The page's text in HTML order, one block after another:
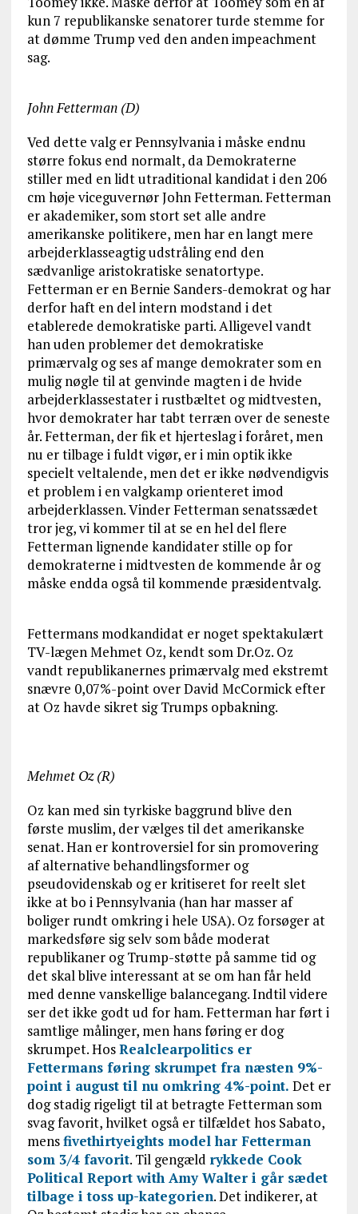
kun 7 republikanske senatorer turde stemme for
at dømme Trump ved den anden impeachment
sag.
John Fetterman (D)
Ved dette valg er Pennsylvania i måske endnu
større fokus end normalt, da Demokraterne
stiller med en lidt utraditional kandidat i den 206
cm høje viceguvernør John Fetterman. Fetterman
er akademiker, som stort set alle andre
amerikanske politikere, men har en langt mere
arbejderklasseagtig udstråling end den
sædvanlige aristokratiske senatortype.
Fetterman er en Bernie Sanders-demokrat og har
derfor haft en del intern modstand i det
etablerede demokratiske parti. Alligevel vandt
han uden problemer det demokratiske
primærvalg og ses af mange demokrater som en
mulig nøgle til at genvinde magten i de hvide
arbejderklassestater i rustbæltet og midtvesten,
hvor demokrater har tabt terræn over de seneste
år. Fetterman, der fik et hjerteslag i foråret, men
nu er tilbage i fuldt vigør, er i min optik ikke
specielt veltalende, men det er ikke nødvendigvis
et problem i en valgkamp orienteret imod
arbejderklassen. Vinder Fetterman senatssædet
tror jeg, vi kommer til at se en hel del flere
Fetterman lignende kandidater stille op for
demokraterne i midtvesten de kommende år og
måske endda også til kommende præsidentvalg.
Fettermans modkandidat er noget spektakulært
TV-lægen Mehmet Oz, kendt som Dr.Oz. Oz
vandt republikanernes primærvalg med ekstremt
snævre 0,07%-point over David McCormick efter
at Oz havde sikret sig Trumps opbakning.
Mehmet Oz (R)
Oz kan med sin tyrkiske baggrund blive den
første muslim, der vælges til det amerikanske
senat. Han er kontroversiel for sin promovering
af alternative behandlingsformer og
pseudovidenskab og er kritiseret for reelt slet
ikke at bo i Pennsylvania (han har masser af
boliger rundt omkring i hele USA). Oz forsøger at
markedsføre sig selv som både moderat
republikaner og Trump-støtte på samme tid og
det skal blive interessant at se om han får held
med denne vanskellige balancegang. Indtil videre
ser det ikke godt ud for ham. Fetterman har ført i
samtlige målinger, men hans føring er dog
skrumpet. HosRealclearpolitics er
Fettermans føring skrumpet fra næsten 9%-
point i august til nu omkring 4%-point. Det er
dog stadig rigeligt til at betragte Fetterman som
svag favorit, hvilket også er tilfældet hos Sabato,
mensfivethirtyeights model har Fetterman
som 3/4 favorit. Til gengæld rykkede Cook
Political Report with Amy Walter i går sædet
tilbage i toss up-kategorien. Det indikerer, at